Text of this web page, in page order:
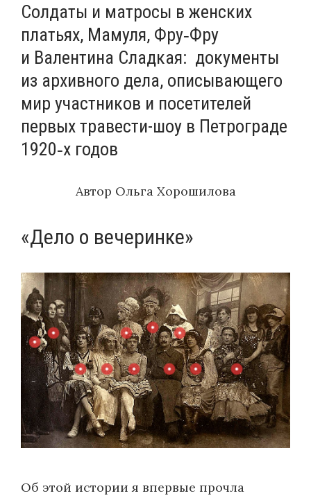
Солдаты и матросы в женских
платьях, Мамуля, Фру‑Фру
и Валентина Сладкая: документы
из архивного дела, описывающего
мир участников и посетителей
первых травести-шоу в Петрограде
1920‑х годов
Автор Ольга Хорошилова
«Дело о вечеринке»
Об этой истории я впервые прочла